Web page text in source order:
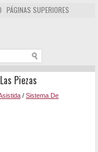
PÁGINAS SUPERIORES
Piezas
/ Sistema De